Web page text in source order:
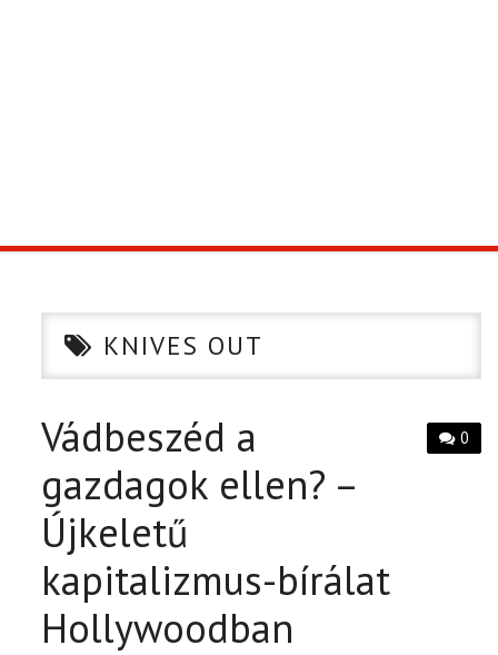
CIKK
PÓLÓ RENDELÉS
KNIVES OUT
0
Vádbeszéd a
gazdagok ellen? –
Újkeletű
kapitalizmus-bírálat
Hollywoodban